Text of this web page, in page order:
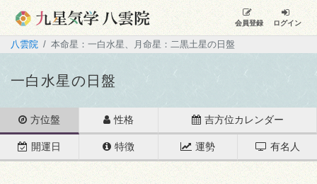
会員登録 ログイン
八雲院 本命星：一白水星、月命星：二黒土星の日盤
一白水星の日盤
方位盤 性格 吉方位カレンダー
開運日 特徴 運勢 有名人